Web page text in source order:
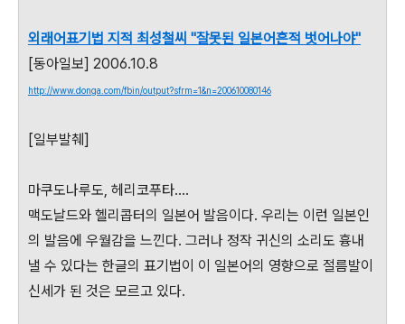
외래어표기법 지적 최성철씨 "잘못된 일본어흔적 벗어나야"
[동아일보] 2006.10.8
http://www.donga.com/fbin/output?sfrm=1&n=200610080146
[일부발췌]
마쿠도나루도, 헤리코푸타….
맥도날드와 헬리콥터의 일본어 발음이다. 우리는 이런 일본인
의 발음에 우월감을 느낀다. 그러나 정작 귀신의 소리도 흉내
낼 수 있다는 한글의 표기법이 이 일본어의 영향으로 절름발이
신세가 된 것은 모르고 있다.